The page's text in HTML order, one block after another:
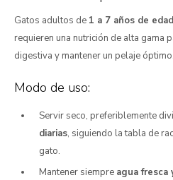
Gatos adultos de 1 a 7 años de edad
requieren una nutrición de alta gama
digestiva y mantener un pelaje óptimo.
Modo de uso:
Servir seco, preferiblemente
diarias, siguiendo la tabla de
gato.
Mantener siempre agua fresca